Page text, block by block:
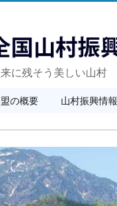
に残そう美しい山村
の概要 山村振興情報